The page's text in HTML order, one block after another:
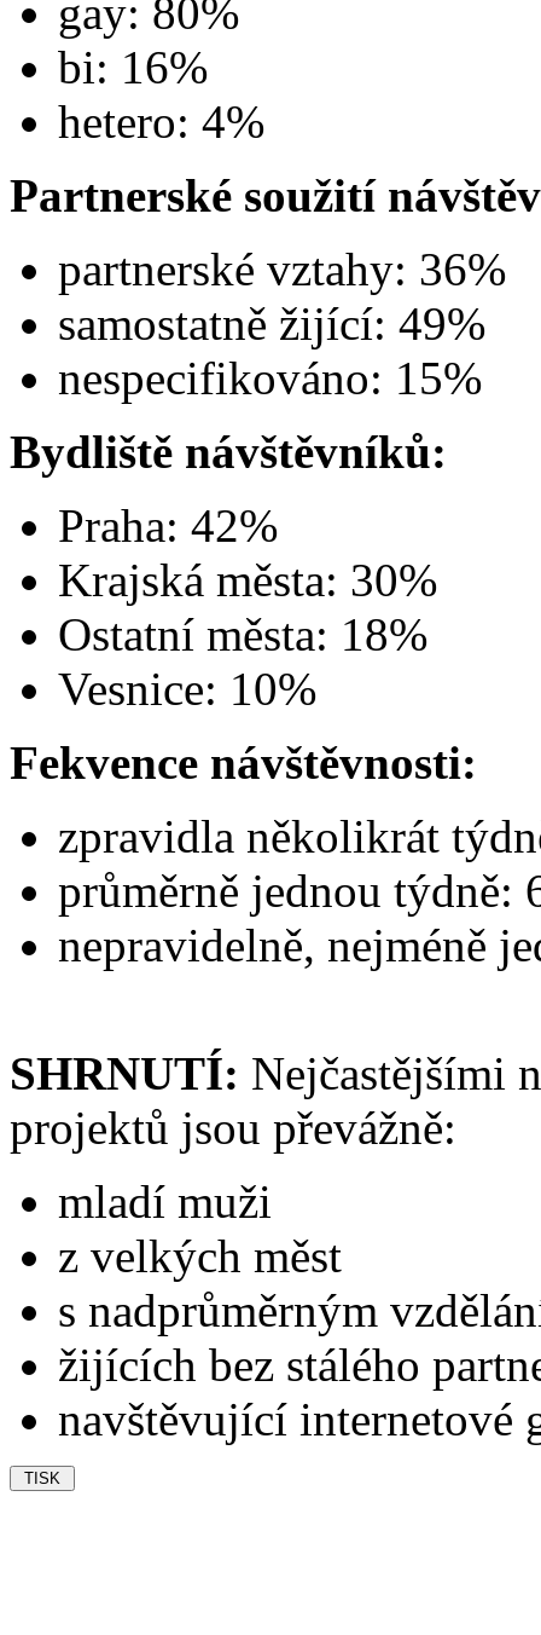
gay: 80%
bi: 16%
hetero: 4%
Partnerské soužití
partnerské vztahy: 36%
samostatně žijící: 49%
nespecifikováno: 15%
Bydliště návštěvníků:
Praha: 42%
Krajská města: 30%
Ostatní města: 18%
Vesnice: 10%
Fekvence návštěvnosti:
zpravidla několikrát
průměrně jednou týdně:
nepravidelně, nejméně
SHRNUTÍ: Nejčastějšími
projektů jsou převážně:
mladí muži
z velkých měst
s nadprůměrným
žijících bez stálého
navštěvující internetové